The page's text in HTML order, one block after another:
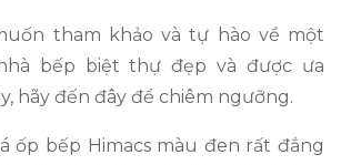
tham khảo và tự hào về một
bếp biệt thự đẹp và được ưa
hãy đến đây để chiêm ngưỡng.
ốp bếp Himacs màu đen rất đẳng